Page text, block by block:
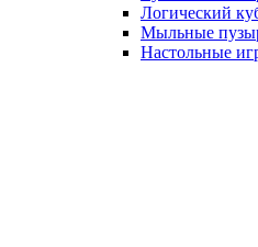
Логический
Мыльные
Настольные